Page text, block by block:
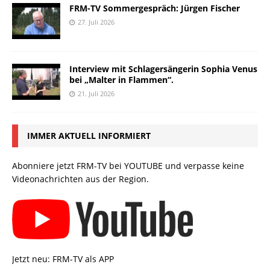
FRM-TV Sommergespräch: Jürgen Fischer
27. Juli 2026
Interview mit Schlagersängerin Sophia Venus
bei „Malter in Flammen“.
21. Juli 2026
IMMER AKTUELL INFORMIERT
Abonniere jetzt FRM-TV bei YOUTUBE und verpasse keine
Videonachrichten aus der Region.
Jetzt neu: FRM-TV als APP